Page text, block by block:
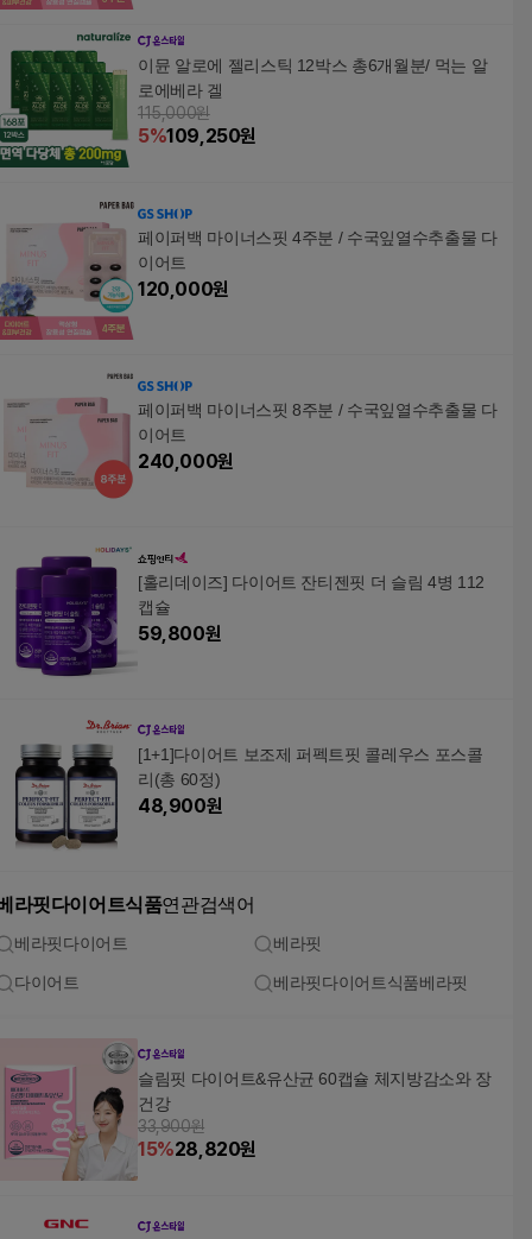
이뮨 알로에 젤리스틱 12박스 총6개월분/ 먹는 알
로에베라 겔
115,000원
5%109,250원
페이퍼백 마이너스핏 4주분 / 수국잎열수추출물 다
이어트
120,000원
페이퍼백 마이너스핏 8주분 / 수국잎열수추출물 다
이어트
240,000원
[홀리데이즈] 다이어트 잔티젠핏 더 슬림 4병 112
캡슐
59,800원
[1+1]다이어트 보조제 퍼펙트핏 콜레우스 포스콜
리(총 60정)
48,900원
라핏다이어트식품연관검색어
베라핏다이어트 베라핏
다이어트 베라핏다이어트식품베라핏
슬림핏 다이어트&유산균 60캡슐 체지방감소와 장
건강
33,900원
15%28,820원